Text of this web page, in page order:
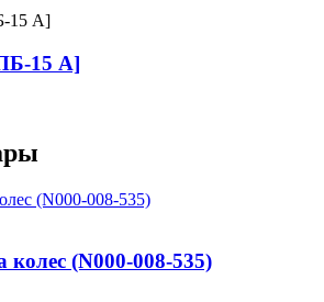
15 А]
(N000-008-535)